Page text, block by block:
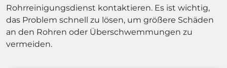
Rohrreinigungsdienst kontaktieren. Es ist wichtig,
das Problem schnell zu lösen, um größere Schäden
an den Rohren oder Überschwemmungen zu
vermeiden.